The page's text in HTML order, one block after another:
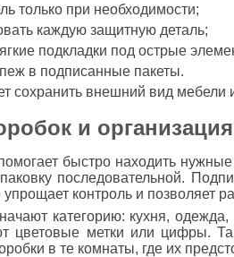
только при необходимости;
каждую защитную деталь;
подкладки под острые
в подписанные пакеты.
сохранить внешний вид мебели
и
быстро находить
последовательной.
контроль и позволяет
категорию: кухня,
цветовые метки или цифры.
в те комнаты, где их